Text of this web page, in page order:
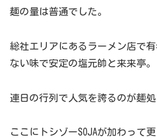
麺の量は普通でした。
総社エリアにあるラーメン店で
ない味で安定の塩元帥と来来亭。
連日の行列で人気を誇るのが麺処
ここにトシゾーSOJAが加わって